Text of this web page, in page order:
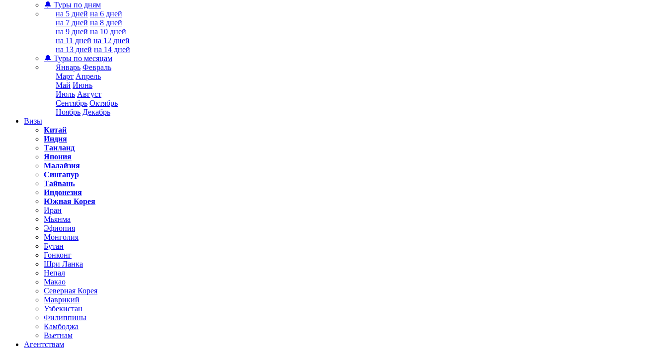
🔔 Туры по дням
на 5 дней на 6 дней
на 7 дней на 8 дней
на 9 дней на 10 дней
на 11 дней на 12 дней
на 13 дней на 14 дней
🔔 Туры по месяцам
Январь Февраль
Март Апрель
Май Июнь
Июль Август
Сентябрь Октябрь
Ноябрь Декабрь
Визы
Китай
Индия
Таиланд
Япония
Малайзия
Сингапур
Тайвань
Индонезия
Южная Корея
Иран
Мьянма
Эфиопия
Монголия
Бутан
Гонконг
Шри Ланка
Непал
Макао
Северная Корея
Маврикий
Узбекистан
Филиппины
Камбоджа
Вьетнам
Агентствам